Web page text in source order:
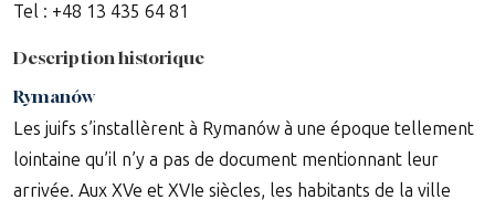
Tel : +48 13 435 64 81
Description historique
Rymanów
Les juifs s’installèrent à Rymanów à une époque tellement
lointaine qu’il n’y a pas de document mentionnant leur
arrivée. Aux XVe et XVIe siècles, les habitants de la ville